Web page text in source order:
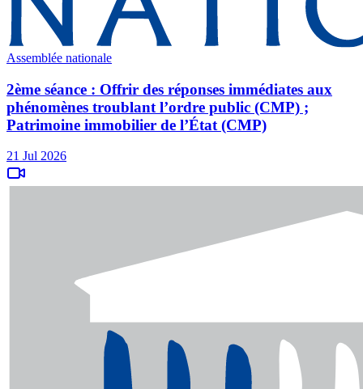
Assemblée nationale
2ème séance : Offrir des réponses immédiates aux
phénomènes troublant l’ordre public (CMP) ;
Patrimoine immobilier de l’État (CMP)
21 Jul 2026